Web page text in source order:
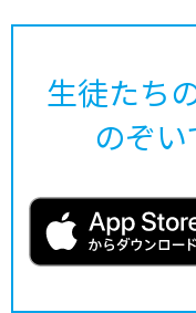
生徒たち
のぞい